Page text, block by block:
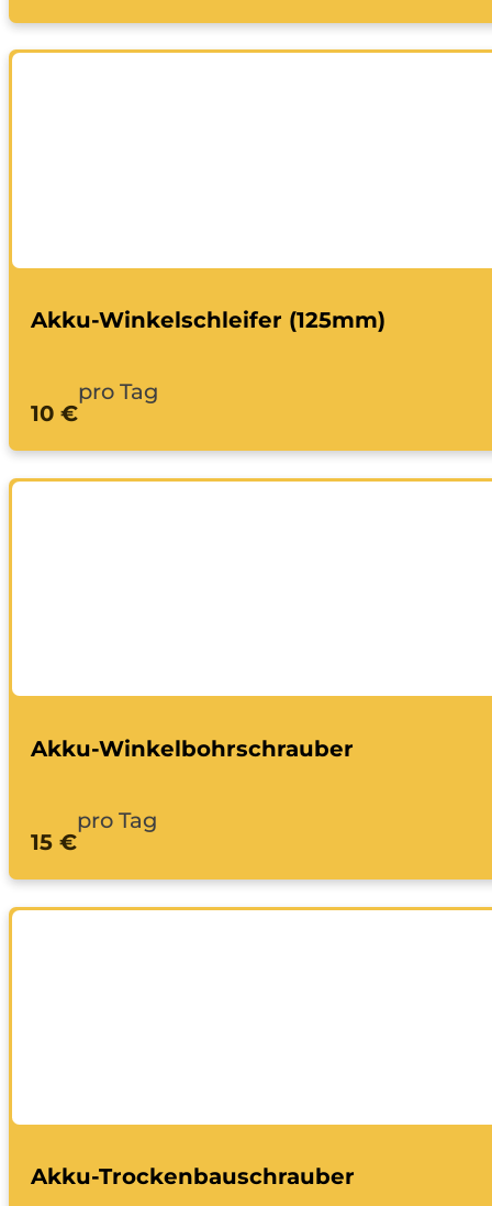
Akku-Winkelschleifer (125mm)
10 €
pro Tag
Akku-Winkelbohrschrauber
15 €
pro Tag
Akku-Trockenbauschrauber